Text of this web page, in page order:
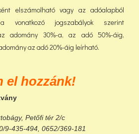
elszámolható vagy az adóalapból
vonatkozó jogszabályok szerint
adomány 30%-a, az adó 50%-áig,
az adó 20%-áig leírható.
el hozzánk!
Petőfi tér 2/c
9-435-494, 0652/369-181